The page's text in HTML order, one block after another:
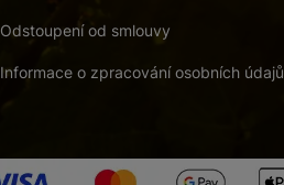
Odstoupení od smlouvy
Informace o zpracování osobních údajů